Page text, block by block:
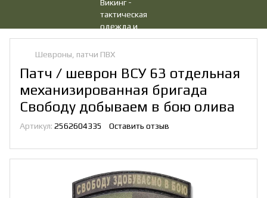
Шевроны, патчи ПВХ
Патч / шеврон ВСУ 63 отдельная
механизированная бригада
Свободу добываем в бою олива
Артикул: 2562604335 Оставить отзыв